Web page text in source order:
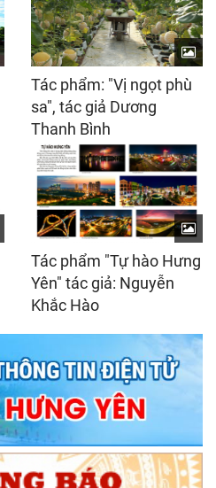
Tác phẩm: "Vị ngọt phù
sa", tác giả Dương
Thanh Bình
Tác phẩm "Tự hào Hưng
Yên" tác giả: Nguyễn
Khắc Hào